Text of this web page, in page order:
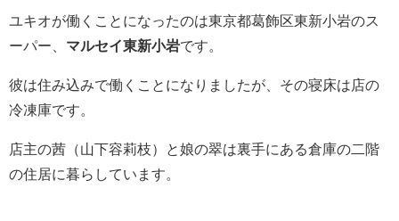
ユキオが働くことになったのは東京都葛飾区東新小岩のス
ーパー、 マルセイ東新小岩です。
彼は住み込みで働くことになりましたが、その寝床は店の
冷凍庫です。
店主の茜（山下容莉枝）と娘の翠は裏手にある倉庫の二階
の住居に暮らしています。